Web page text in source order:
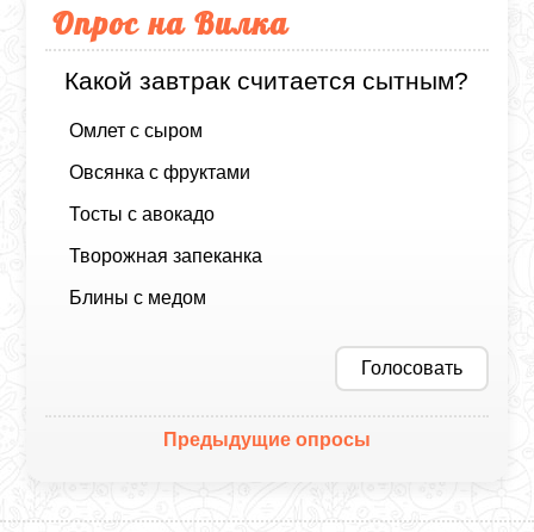
Опрос на Вилка
Какой завтрак считается сытным?
Омлет с сыром
Овсянка с фруктами
Тосты с авокадо
Творожная запеканка
Блины с медом
Голосовать
Предыдущие опросы